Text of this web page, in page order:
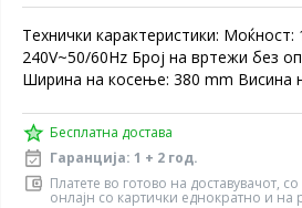
Технички карактеристики: Моќност:
240V~50/60Hz Број на вртежи без
Ширина на косење: 380 mm Висина
Бесплатна достава
Гаранција: 1 + 2 год.
Платете во готово на доставувачот,
онлајн со картички еднократно и на